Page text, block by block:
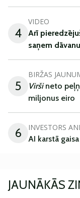
4
VIDEO
Arī
saņem dāvanu
5
BIRŽAS
Viršineto
miljonus eiro
6 INVESTORS
AI karstā
JAUNĀKĀS